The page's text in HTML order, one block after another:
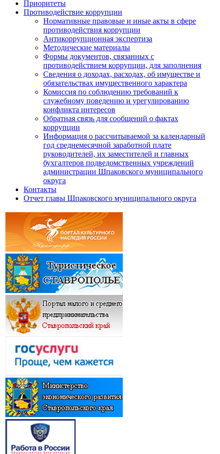
Приоритеты
Противодействие коррупции
Нормативные правовые и иные акты в сфере
противодействия коррупции
Антикоррупционная экспертиза
Методические материалы
Формы документов, связанных с
противодействием коррупции, для заполнения
Сведения о доходах, расходах, об имуществе и
обязательствах имущественного характера
Комиссия по соблюдению требований к
служебному поведению и урегулированию
конфликта интересов
Обратная связь для сообщений о фактах
коррупции
Информация о рассчитываемой за календарный
год среднемесячной заработной плате
руководителей, их заместителей и главных
бухгалтеров подведомственных учреждений
администрации Шпаковского муниципального
округа
Контакты
Отчет главы Шпаковского муниципального округа